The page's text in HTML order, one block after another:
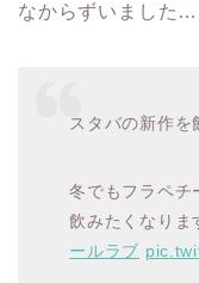
なからずいました…
スタバの新作を
冬でもフラペチ
飲みたくなりま
ールラブ